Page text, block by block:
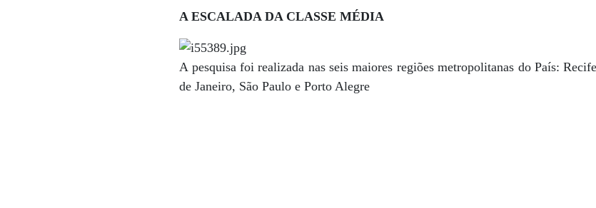
A ESCALADA DA CLASSE MÉDIA
A pesquisa foi realizada nas seis maiores regiões metropolitanas do País:
de Janeiro, São Paulo e Porto Alegre